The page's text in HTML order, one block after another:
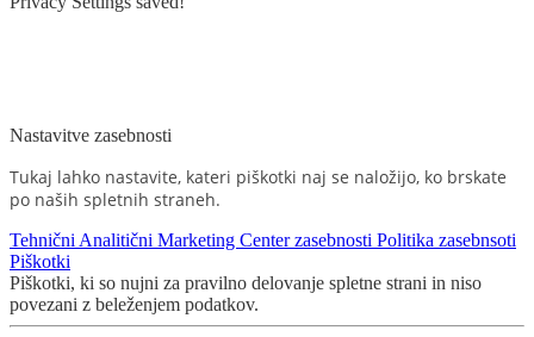
Nastavitve zasebnosti
Tukaj lahko nastavite, kateri piškotki naj se naložijo, ko brskate
po naših spletnih straneh.
Tehnični Analitični Marketing Center zasebnosti Politika zasebnsoti
Piškotki
Piškotki, ki so nujni za pravilno delovanje spletne strani in niso
povezani z beleženjem podatkov.